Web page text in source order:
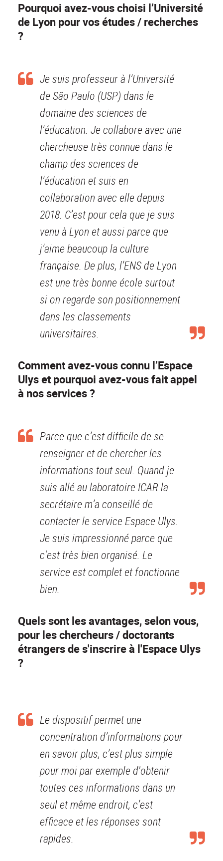
Pourquoi avez-vous choisi l’Université
de Lyon pour vos études / recherches
?
Je suis professeur à l’Université
de São Paulo (USP) dans le
domaine des sciences de
l’éducation. Je collabore avec une
chercheuse très connue dans le
champ des sciences de
l’éducation et suis en
collaboration avec elle depuis
2018. C’est pour cela que je suis
venu à Lyon et aussi parce que
j’aime beaucoup la culture
française. De plus, l’ENS de Lyon
est une très bonne école surtout
si on regarde son positionnement
dans les classements
universitaires.
Comment avez-vous connu l’Espace
Ulys et pourquoi avez-vous fait appel
à nos services ?
Parce que c’est difficile de se
renseigner et de chercher les
informations tout seul. Quand je
suis allé au laboratoire ICAR la
secrétaire m’a conseillé de
contacter le service Espace Ulys.
Je suis impressionné parce que
c'est très bien organisé. Le
service est complet et fonctionne
bien.
Quels sont les avantages, selon vous,
pour les chercheurs / doctorants
étrangers de s'inscrire à l'Espace Ulys
?
Le dispositif permet une
concentration d’informations pour
en savoir plus, c’est plus simple
pour moi par exemple d'obtenir
toutes ces informations dans un
seul et même endroit, c’est
efficace et les réponses sont
rapides.